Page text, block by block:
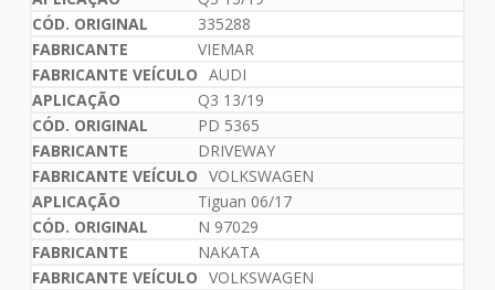
335288
VIEMAR
AUDI
Q3 13/19
PD 5365
DRIVEWAY
VOLKSWAGEN
Tiguan 06/17
N 97029
NAKATA
VOLKSWAGEN